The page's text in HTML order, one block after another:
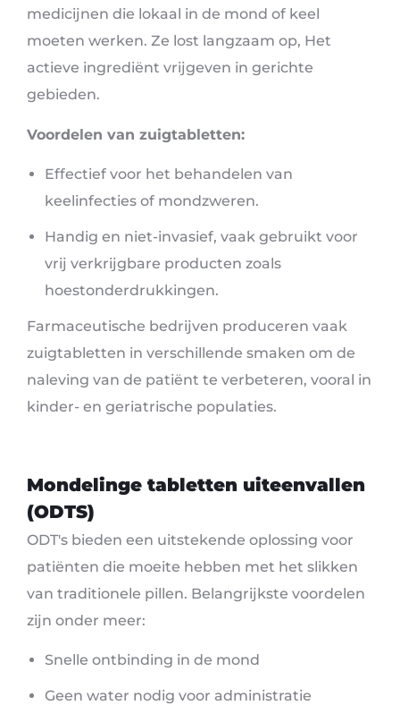
medicijnen die lokaal in de mond of keel
moeten werken. Ze lost langzaam op, Het
actieve ingrediënt vrijgeven in gerichte
gebieden.
Voordelen van zuigtabletten:
Effectief voor het behandelen van
keelinfecties of mondzweren.
Handig en niet-invasief, vaak gebruikt voor
vrij verkrijgbare producten zoals
hoestonderdrukkingen.
Farmaceutische bedrijven produceren vaak
zuigtabletten in verschillende smaken om de
naleving van de patiënt te verbeteren, vooral in
kinder- en geriatrische populaties.
Mondelinge tabletten uiteenvallen
(ODTS)
ODT's bieden een uitstekende oplossing voor
patiënten die moeite hebben met het slikken
van traditionele pillen. Belangrijkste voordelen
zijn onder meer:
Snelle ontbinding in de mond
Geen water nodig voor administratie